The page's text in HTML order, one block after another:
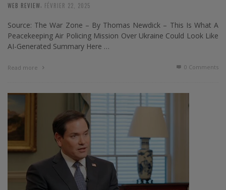
WEB REVIEW FÉVRIER 22, 2025
Source: The War Zone – By Thomas Newdick – This Is What A
Peacekeeping Air Policing Mission Over Ukraine Could Look Like
AI-Generated Summary Here …
Read more 0 Comments